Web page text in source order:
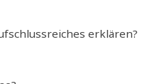
erklären?